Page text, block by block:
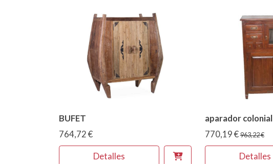
BUFET
764,72 €
Detalles
aparador colonial
770,19 €963,22 €
Detalles